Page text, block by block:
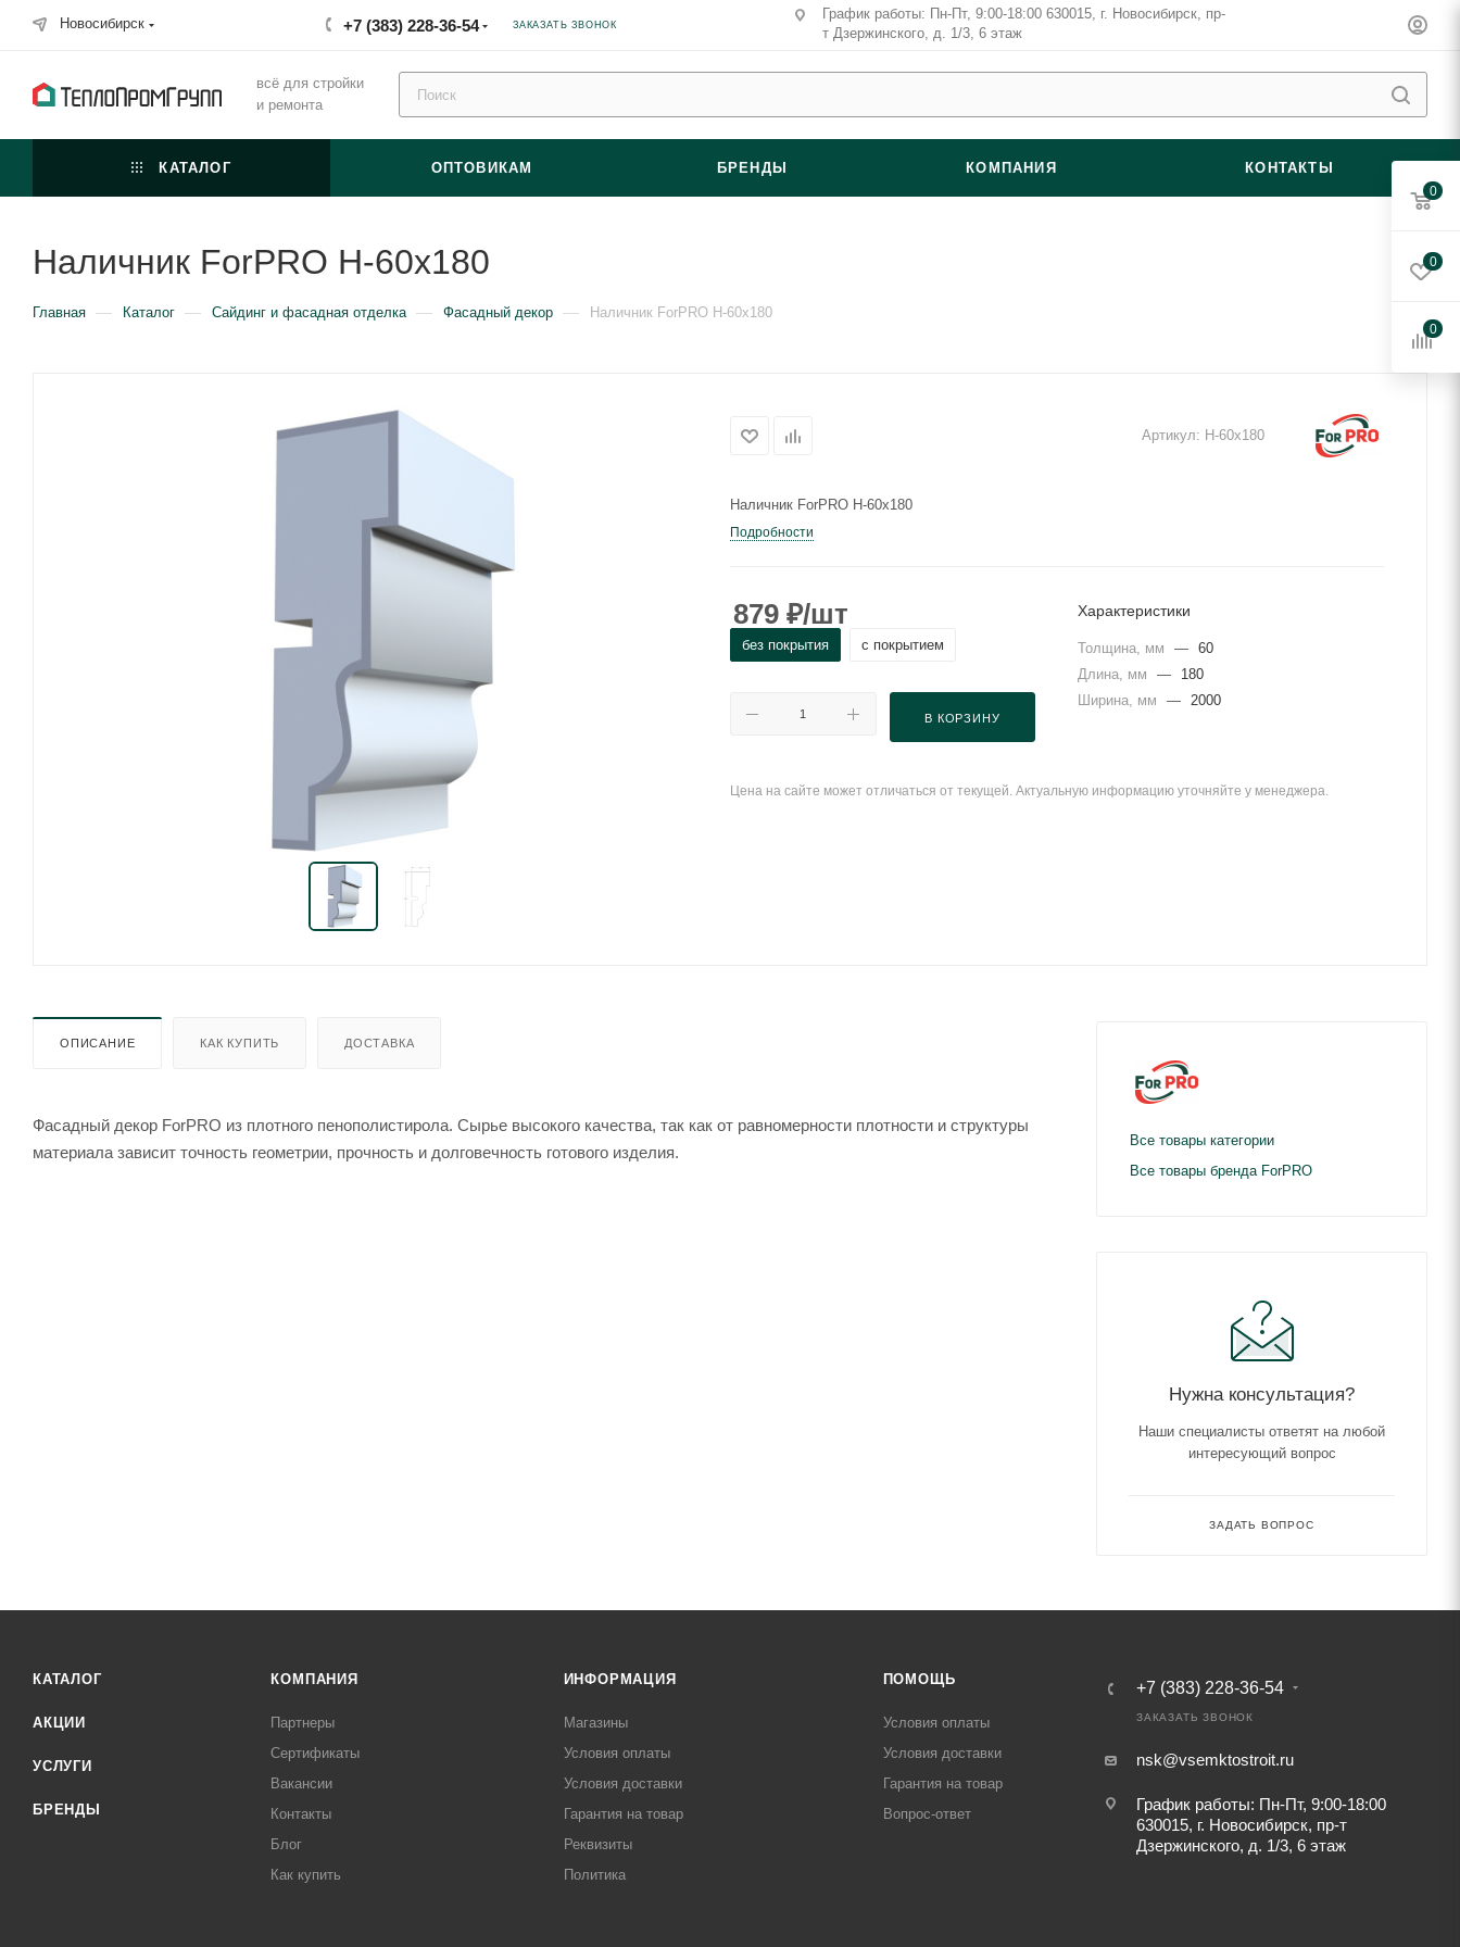
Новосибирск +7 (383) 228-36-54 ЗАКАЗАТЬ ЗВОНОК
График работы: Пн-Пт, 9:00-18:00 630015, г. Новосибирск, пр-
т Дзержинского, д. 1/3, 6 этаж
всё для стройки
и ремонта
КАТАЛОГ ОПТОВИКАМ БРЕНДЫ КОМПАНИЯ КОНТАКТЫ
Наличник ForPRO Н-60x180
Главная — Каталог — Сайдинг и фасадная отделка — Фасадный декор — Наличник ForPRO Н-60x180
Артикул: Н-60x180
Наличник ForPRO Н-60x180
Подробности
879 ₽/шт
без покрытия с покрытием
В КОРЗИНУ
Характеристики
Толщина, мм — 60
Длина, мм
—
180
Ширина, мм
— 2000
Цена на сайте может отличаться от текущей. Актуальную информацию уточняйте у менеджера.
ОПИСАНИЕ КАК КУПИТЬ ДОСТАВКА
Фасадный декор ForPRO из плотного пенополистирола. Сырье высокого качества, так как от равномерности плотности и структуры
материала зависит точность геометрии, прочность и долговечность готового изделия.
Все товары категории
Все товары бренда ForPRO
Нужна консультация?
Наши специалисты ответят на любой
интересующий вопрос
ЗАДАТЬ ВОПРОС
КАТАЛОГ
АКЦИИ
УСЛУГИ
БРЕНДЫ
КОМПАНИЯ
Партнеры
Сертификаты
Вакансии
Контакты
Блог
Как купить
ИНФОРМАЦИЯ
Магазины
Условия оплаты
Условия доставки
Гарантия на товар
Реквизиты
Политика
ПОМОЩЬ
Условия оплаты
Условия доставки
Гарантия на товар
Вопрос-ответ
+7 (383) 228-36-54
ЗАКАЗАТЬ ЗВОНОК
nsk@vsemktostroit.ru
График работы: Пн-Пт, 9:00-18:00
630015, г. Новосибирск, пр-т
Дзержинского, д. 1/3, 6 этаж
0
0
0